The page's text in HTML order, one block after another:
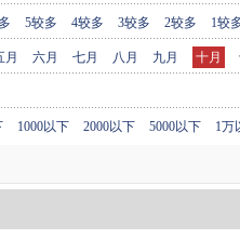
5较多 4较多 3较多 2较多 1较
月 六月 七月 八月 九月 十月
1000以下 2000以下 5000以下 1万